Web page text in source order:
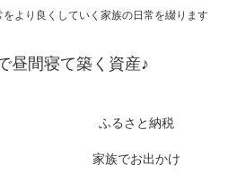
より良くしていく家族の日常を綴ります
昼間寝て築く資産♪
ふるさと納税
家族でお出かけ